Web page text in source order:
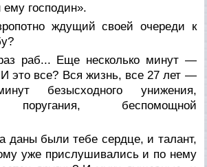
господин».
ждущий своей очереди к
раб... Еще несколько минут —
это все? Вся жизнь, все 27 лет —
безысходного унижения,
поругания, беспомощной
даны были тебе сердце, и талант,
уже прислушивались и по нему